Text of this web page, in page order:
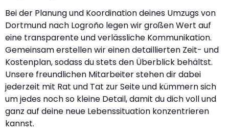
Bei der Planung und Koordination deines Umzugs von
Dortmund nach Logroño legen wir großen Wert auf
eine transparente und verlässliche Kommunikation.
Gemeinsam erstellen wir einen detaillierten Zeit- und
Kostenplan, sodass du stets den Überblick behältst.
Unsere freundlichen Mitarbeiter stehen dir dabei
jederzeit mit Rat und Tat zur Seite und kümmern sich
um jedes noch so kleine Detail, damit du dich voll und
ganz auf deine neue Lebenssituation konzentrieren
kannst.